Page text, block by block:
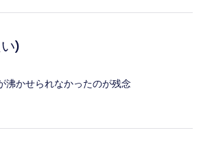
)
沸かせられなかったのが残念